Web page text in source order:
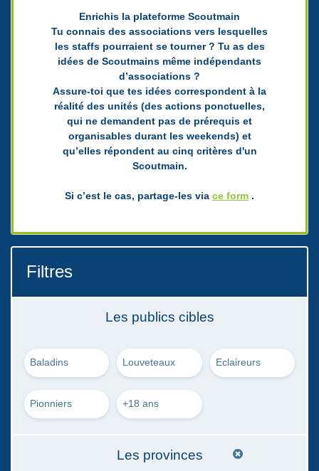
Enrichis la plateforme Scoutmain
Tu connais des associations vers lesquelles
les staffs pourraient se tourner ? Tu as des
idées de Scoutmains même indépendants
d’associations ?
Assure-toi que tes idées correspondent à la
réalité des unités (des actions ponctuelles,
qui ne demandent pas de prérequis et
organisables durant les weekends) et
qu’elles répondent au cinq critères d'un
Scoutmain.
Si c’est le cas, partage-les via ce form .
Filtres
Les publics cibles
Baladins Louveteaux Eclaireurs
Pionniers +18 ans
Les provinces